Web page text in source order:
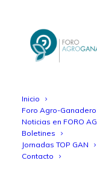
Inicio
Foro Agro-Ganadero
Noticias en FORO
Boletines
Jornadas TOP GAN
Contacto